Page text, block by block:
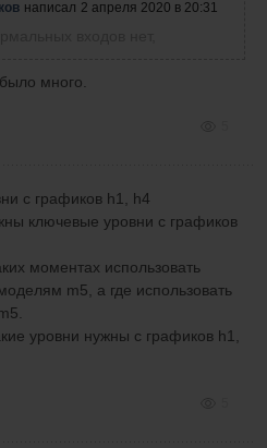
написал 2 апреля 2020 в 20:31
много.
с графиков h1, h4
ключевые уровни с графиков
моментах использовать
m5, а где использовать
уровни нужны с графиков h1,